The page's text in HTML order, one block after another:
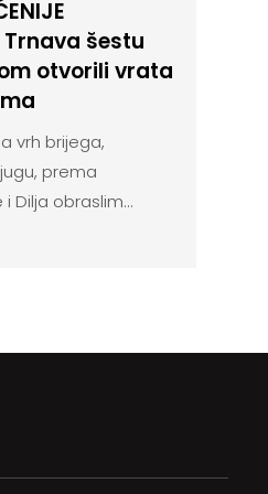
šestu
otvorili vrata
vrh brijega,
prema
Dilja obraslim...